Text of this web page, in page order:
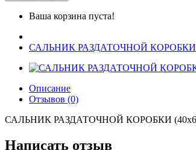
Ваша корзина пуста!
САЛЬНИК РАЗДАТОЧНОЙ КОРОБКИ
Описание
Отзывов (0)
САЛЬНИК РАЗДАТОЧНОЙ КОРОБКИ
Написать отзыв